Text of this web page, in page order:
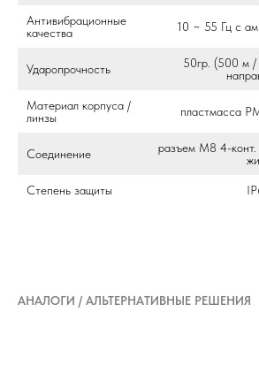
Антивибрационные
качества
10 ~ 55 Гц с
Ударопрочность
50гр. (500 м /
Материал корпуса /
линзы
пластмасса
Соединение
разъем М8 4-
Степень защиты
АНАЛОГИ / АЛЬТЕРНАТИВНЫЕ РЕШЕНИЯ